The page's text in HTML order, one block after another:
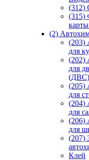
(312)
(315)
(2)
(203)
для
(202)
для
(ДВС)
(205)
для
(204)
для
(206)
для
(207)
Клей